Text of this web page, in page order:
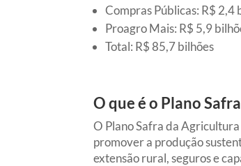
Compras Públicas: R$ 2,4
Proagro Mais: R$ 5,9
Total: R$ 85,7 bilhões
O que é o Plano
O Plano Safra da
promover a produção
extensão rural, seguros e